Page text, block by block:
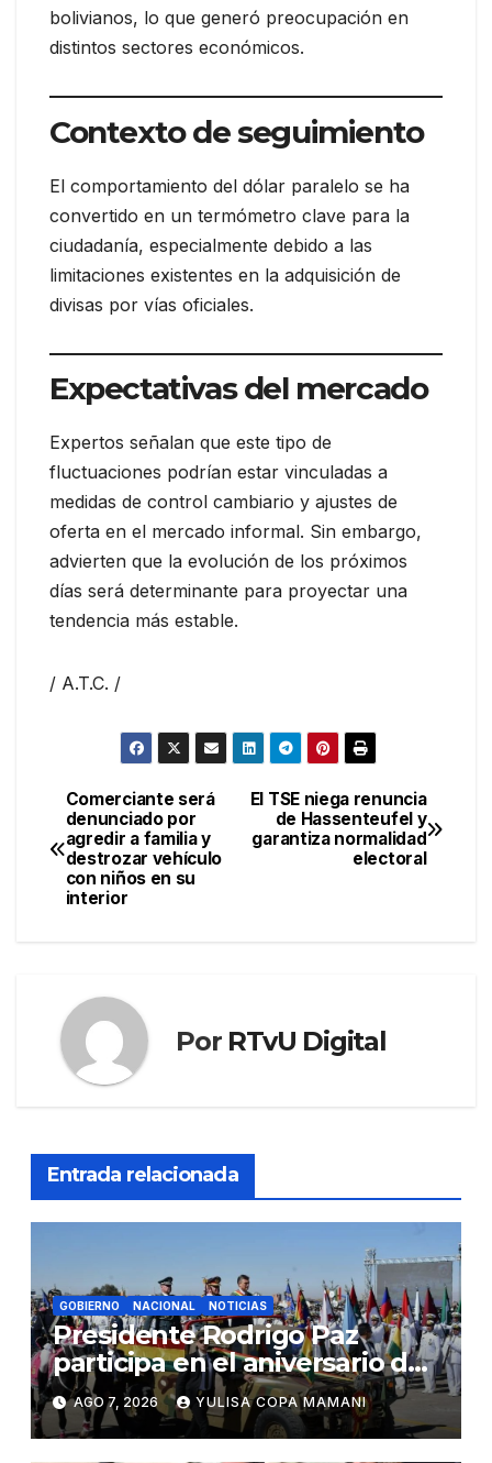
bolivianos, lo que generó preocupación en
distintos sectores económicos.
Contexto de seguimiento
El comportamiento del dólar paralelo se ha
convertido en un termómetro clave para la
ciudadanía, especialmente debido a las
limitaciones existentes en la adquisición de
divisas por vías oficiales.
Expectativas del mercado
Expertos señalan que este tipo de
fluctuaciones podrían estar vinculadas a
medidas de control cambiario y ajustes de
oferta en el mercado informal. Sin embargo,
advierten que la evolución de los próximos
días será determinante para proyectar una
tendencia más estable.
/ A.T.C. /
Navegación
de
entradas
El TSE niega renuncia
de Hassenteufel y
garantiza normalidad
electoral
Comerciante será
denunciado por
agredir a familia y
destrozar vehículo
con niños en su
interior
Por RTvU Digital
Entrada relacionada
GOBIERNO NACIONAL NOTICIAS
Presidente Rodrigo Paz
participa en el aniversario de
las Fuerzas Armadas
AGO 7, 2026 YULISA COPA MAMANI